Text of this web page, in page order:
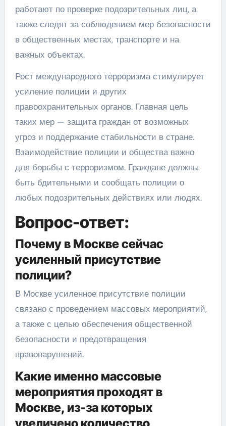
работают по проверке подозрительных лиц, а
также следят за соблюдением мер безопасности
в общественных местах, транспорте и на
важных объектах.
Рост международного терроризма стимулирует
усиление полиции и других
правоохранительных органов. Главная цель
таких мер — защита граждан от возможных
угроз и поддержание стабильности в стране.
Взаимодействие полиции и общества важно
для борьбы с терроризмом. Граждане должны
быть бдительными и сообщать полиции о
любых подозрительных действиях или людях.
Вопрос-ответ:
Почему в Москве сейчас
усиленный присутствие
полиции?
В Москве усиленное присутствие полиции
связано с проведением массовых мероприятий,
а также с целью обеспечения общественной
безопасности и предотвращения
правонарушений.
Какие именно массовые
мероприятия проходят в
Москве, из-за которых